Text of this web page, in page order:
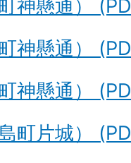
神懸通）
神懸通）
神懸通）
町片城）